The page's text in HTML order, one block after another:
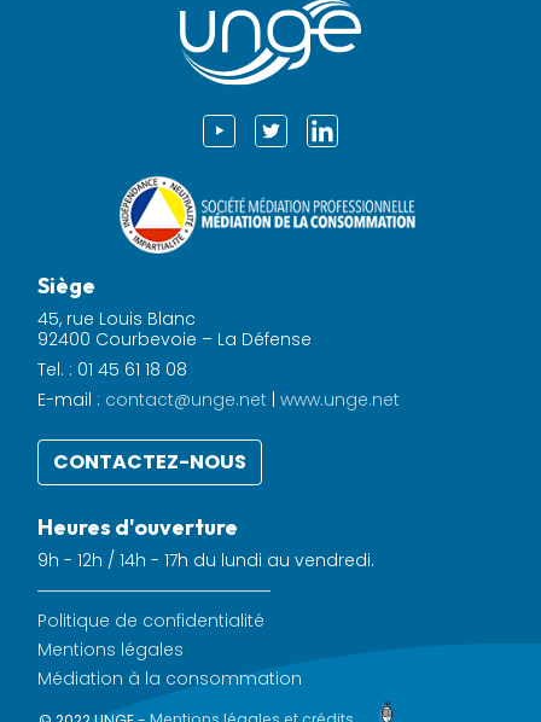
Siège
45, rue Louis Blanc
92400 Courbevoie – La Défense
Tel. : 01 45 61 18 08
E-mail : contact@unge.net | www.unge.net
CONTACTEZ-NOUS
Heures d'ouverture
9h - 12h / 14h - 17h du lundi au vendredi.
Politique de confidentialité
Mentions légales
Médiation à la consommation